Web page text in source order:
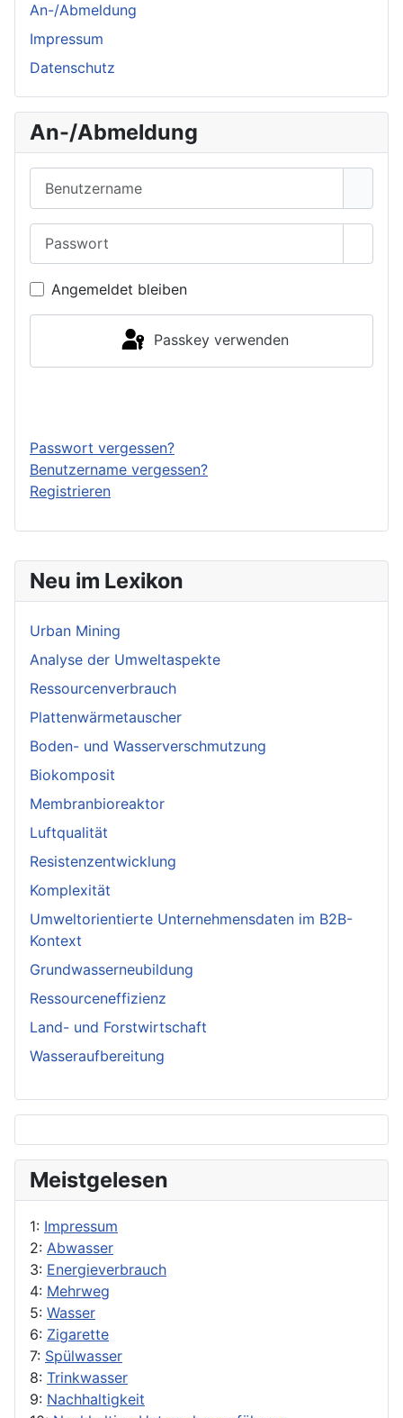
Neu im Lexikon
Urban Mining
Analyse der Umweltaspekte
Ressourcenverbrauch
Plattenwärmetauscher
Boden- und Wasserverschmutzung
Biokomposit
Membranbioreaktor
Luftqualität
Resistenzentwicklung
Komplexität
Umweltorientierte Unternehmensdaten im B2B-
Kontext
Grundwasserneubildung
Ressourceneffizienz
Land- und Forstwirtschaft
Wasseraufbereitung
Meistgelesen
1: Impressum
2: Abwasser
3: Energieverbrauch
4: Mehrweg
5: Wasser
6: Zigarette
7: Spülwasser
8: Trinkwasser
9: Nachhaltigkeit
An-/Abmeldung
Impressum
Datenschutz
An-/Abmeldung
Angemeldet bleiben
Passkey verwenden
Passwort vergessen?
Benutzername vergessen?
Registrieren